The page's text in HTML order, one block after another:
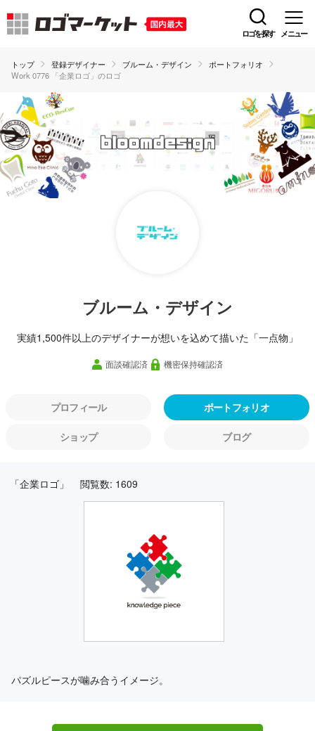
ロゴを探す メニュー
トップ 登録デザイナー ブルーム・デザイン
ポートフォリオ
Work 0776 「企業ロゴ」のロゴ
ブルーム・デザイン
実績1,500件以上のデザイナーが想いを込めて描いた「一点物」
面談確認済 機密保持確認済
プロフィール ポートフォリオ
ショップ ブログ
「企業ロゴ」 閲覧数: 1609
パズルピースが噛み合うイメージ。